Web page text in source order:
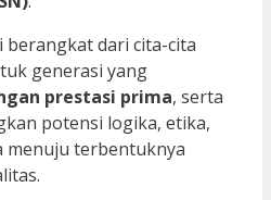
berangkat dari cita-cita
generasi yang
prestasi prima, serta
potensi logika, etika,
menuju terbentuknya